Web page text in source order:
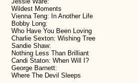
Wildest Moments
Vienna Teng: In Another Life
Bobby Long:
Who Have You Been Loving
Charlie Sexton: Wishing Tree
Sandie Shaw:
Nothing Less Than Brilliant
Candi Staton: When Will I?
George Barnett:
Where The Devil Sleeps